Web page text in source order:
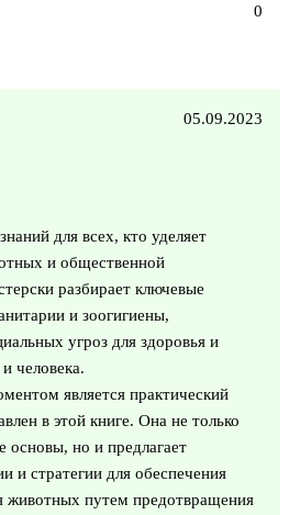
0
05.09.2023
для всех, кто уделяет
и общественной
разбирает ключевые
и зоогигиены,
угроз для здоровья и
человека.
является практический
в этой книге. Она не только
основы, но и предлагает
и стратегии для обеспечения
животных путем предотвращения